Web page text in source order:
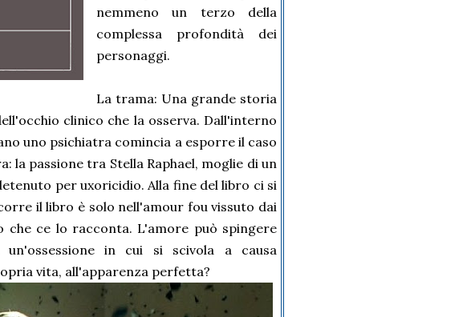
nemmeno un terzo della
complessa profondità dei
personaggi.
La trama: Una grande storia
clinico che la osserva. Dall'interno
uno psichiatra comincia a esporre il caso
la passione tra Stella Raphael, moglie di un
per uxoricidio. Alla fine del libro ci si
il libro è solo nell'amour fou vissuto dai
ce lo racconta. L'amore può spingere
in cui si scivola a causa
vita, all'apparenza perfetta?